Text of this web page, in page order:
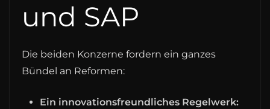
und SAP
Die beiden Konzerne fordern ein ganzes
Bündel an Reformen:
Ein innovationsfreundliches Regelwerk: